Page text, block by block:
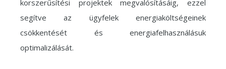
korszerűsítési projektek megvalósításáig, ezzel
segítve az ügyfelek energiaköltségeinek
csökkentését és energiafelhasználásuk
optimalizálását.